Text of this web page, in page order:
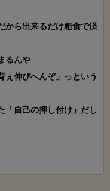
から出来るだけ粗食で済
るんや
ぇ伸びへんぞ」っという
「自己の押し付け」だし